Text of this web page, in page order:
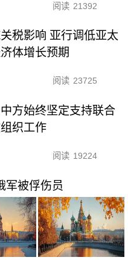
阅读 21392
税影响 亚行调低亚太
体增长预期
阅读 23725
方始终坚定支持联合
织工作
阅读 19224
军被俘伤员